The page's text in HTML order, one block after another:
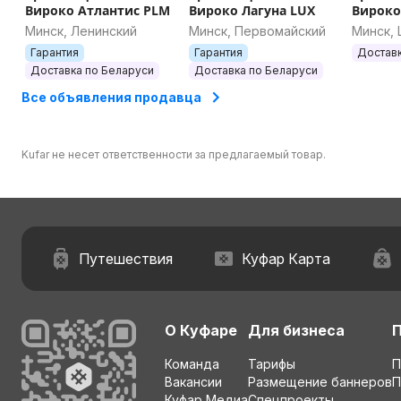
Вироко Атлантис PLM
Минск, Ленинский
Гарантия
Доставка по Беларуси
Вироко Лагуна LUX
Минск, Первомайский
Гарантия
Доставка по Беларуси
Минск,
Все объявления продавца
Kufar не несет ответственности за предлагаемый товар.
Путешествия Куфар Карта
О Куфаре
Команда
Вакансии
Для бизнеса
Тарифы
Размещение баннеров